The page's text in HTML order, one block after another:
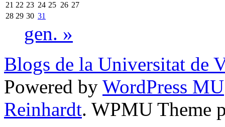
21 22 23 24 25 26 27
28 29 30 31
gen. »
Blogs de la Universitat de
Powered by WordPress MU
Reinhardt. WPMU Theme